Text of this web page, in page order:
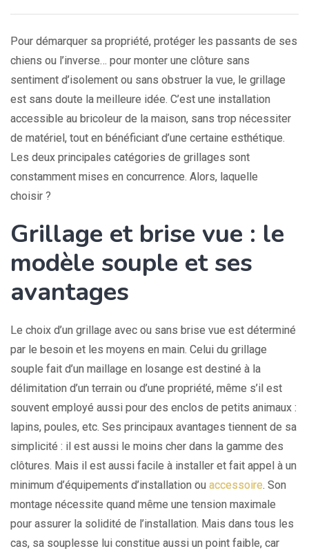
Pour démarquer sa propriété, protéger les passants de ses
chiens ou l’inverse… pour monter une clôture sans
sentiment d’isolement ou sans obstruer la vue, le grillage
est sans doute la meilleure idée. C’est une installation
accessible au bricoleur de la maison, sans trop nécessiter
de matériel, tout en bénéficiant d’une certaine esthétique.
Les deux principales catégories de grillages sont
constamment mises en concurrence. Alors, laquelle
choisir ?
Grillage et brise vue : le
modèle souple et ses
avantages
Le choix d’un grillage avec ou sans brise vue est déterminé
par le besoin et les moyens en main. Celui du grillage
souple fait d’un maillage en losange est destiné à la
délimitation d’un terrain ou d’une propriété, même s’il est
souvent employé aussi pour des enclos de petits animaux :
lapins, poules, etc. Ses principaux avantages tiennent de sa
simplicité : il est aussi le moins cher dans la gamme des
clôtures. Mais il est aussi facile à installer et fait appel à un
minimum d’équipements d’installation ou accessoire. Son
montage nécessite quand même une tension maximale
pour assurer la solidité de l’installation. Mais dans tous les
cas, sa souplesse lui constitue aussi un point faible, car